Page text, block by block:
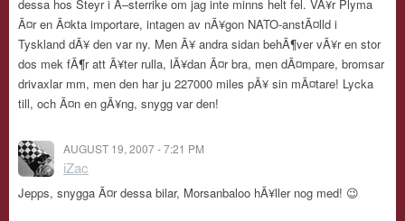
dessa hos Steyr i Ã–sterrike om jag inte minns helt fel. VÃ¥r Plyma
Ã¤r en Ã¤kta importare, intagen av nÃ¥gon NATO-anstÃ¤lld i
Tyskland dÃ¥ den var ny. Men Ã¥ andra sidan behÃ¶ver vÃ¥r en stor
dos mek fÃ¶r att Ã¥ter rulla, lÃ¥dan Ã¤r bra, men dÃ¤mpare, bromsar
drivaxlar mm, men den har ju 227000 miles pÃ¥ sin mÃ¤tare! Lycka
till, och Ã¤n en gÃ¥ng, snygg var den!
AUGUST 19, 2007 - 7:21 PM
iZac
Jepps, snygga Ã¤r dessa bilar, Morsanbaloo hÃ¥ller nog med! 😉